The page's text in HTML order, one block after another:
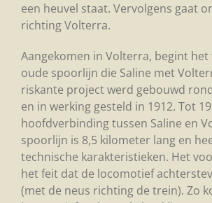
een heuvel staat. Vervolgens gaat
richting Volterra.
Aangekomen in Volterra, begint
oude spoorlijn die Saline met
riskante project werd gebouwd
en in werking gesteld in 1912. Tot
hoofdverbinding tussen Saline en
spoorlijn is 8,5 kilometer lang en
technische karakteristieken. Het
het feit dat de locomotief
(met de neus richting de trein). Zo